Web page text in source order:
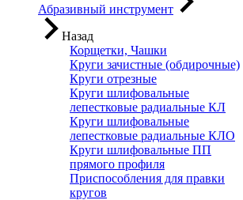
Абразивный инструмент
Назад
Корщетки, Чашки
Круги зачистные (обдирочные)
Круги отрезные
Круги шлифовальные
лепестковые радиальные КЛ
Круги шлифовальные
лепестковые радиальные КЛО
Круги шлифовальные ПП
прямого профиля
Приспособления для правки
кругов